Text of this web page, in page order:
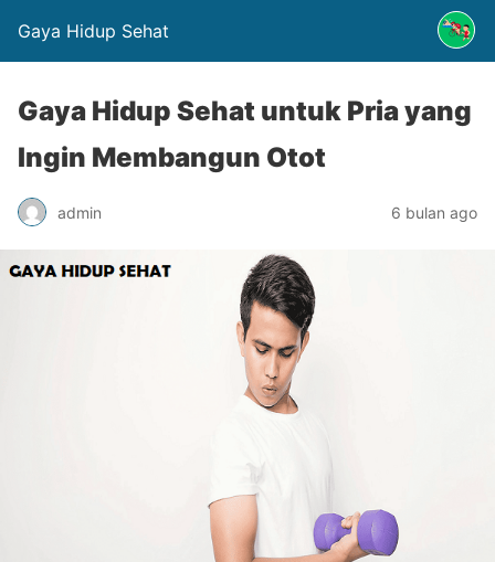
Gaya Hidup Sehat
Gaya Hidup Sehat untuk Pria yang
Ingin Membangun Otot
admin 6 bulan ago